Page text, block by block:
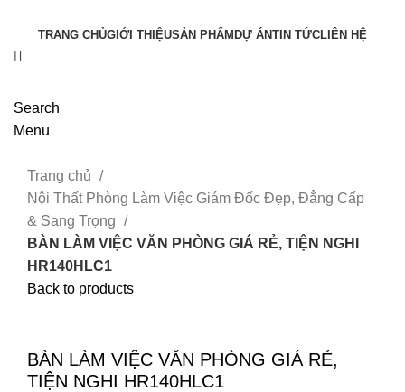
TRANG CHỦGIỚI THIỆUSẢN PHẨM DỰ ÁNTIN TỨCLIÊN HỆ
Search
Menu
Trang chủ
Nội Thất Phòng Làm Việc Giám Đốc Đẹp, Đẳng Cấp
& Sang Trọng
BÀN LÀM VIỆC VĂN PHÒNG GIÁ RẺ, TIỆN NGHI
HR140HLC1
Back to products
BÀN LÀM VIỆC VĂN PHÒNG GIÁ RẺ,
TIỆN NGHI HR140HLC1